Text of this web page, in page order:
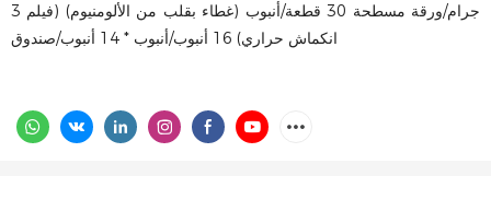
3 جرام/ورقة مسطحة 30 قطعة/أنبوب (غطاء بقلب من الألومنيوم) (فيلم
انكماش حراري) 16 أنبوب/أنبوب * 14 أنبوب/صندوق